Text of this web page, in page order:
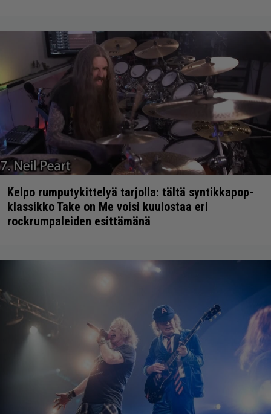
Kelpo rumputykittelyä tarjolla: tältä syntikkapop-
klassikko Take on Me voisi kuulostaa eri
rockrumpaleiden esittämänä